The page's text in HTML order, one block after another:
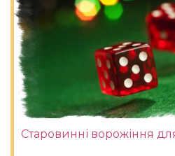
Старовинні ворожіння